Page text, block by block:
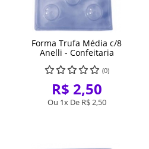
Forma Trufa Média c/8
Anelli - Confeitaria
(0)
R$ 2,50
Ou 1x De R$ 2,50